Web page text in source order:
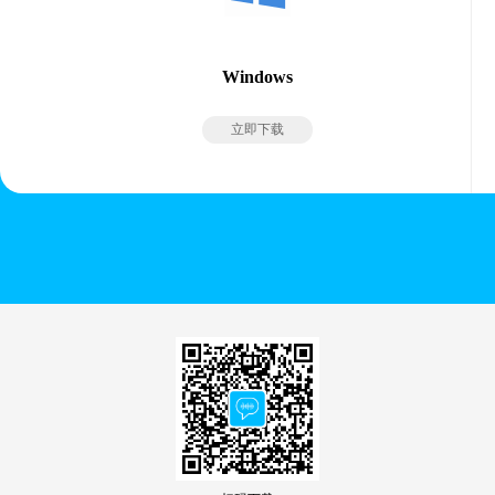
Windows
立即下载